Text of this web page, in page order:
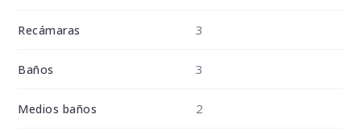
Recámaras 3
Baños 3
Medios baños 2